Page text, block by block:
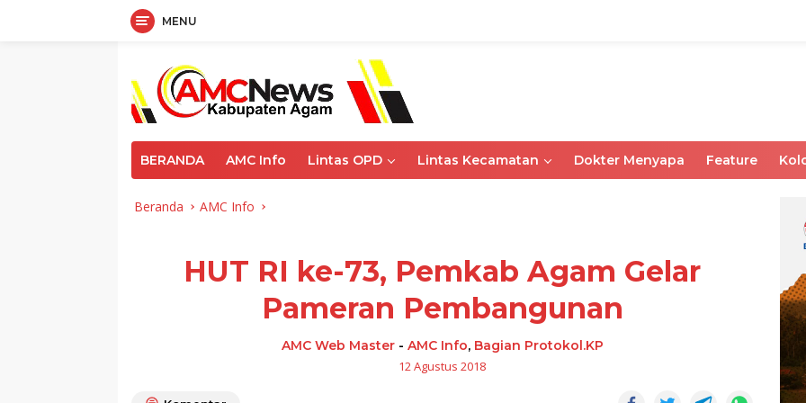
MENU
BERANDA AMC Info Lintas OPD Lintas Kecamatan Dokter Menyapa Feature
Beranda AMC Info
HUT RI ke-73, Pemkab Agam Gelar
Pameran Pembangunan
AMC Web Master- AMC Info, Bagian Protokol.KP
12 Agustus 2018